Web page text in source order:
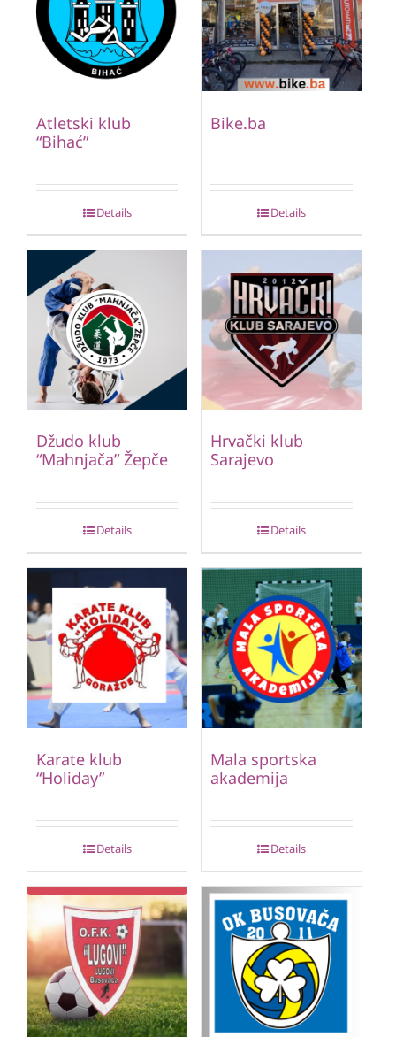
Atletski klub
“Bihać”
Details
Bike.ba
Details
Džudo klub
“Mahnjača” Žepče
Details
Hrvački klub
Sarajevo
Details
Karate klub
“Holiday”
Details
Mala sportska
akademija
Details